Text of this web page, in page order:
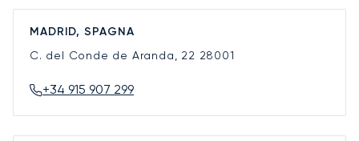
MADRID, SPAGNA
C. del Conde de Aranda, 22 28001
+34 915 907 299